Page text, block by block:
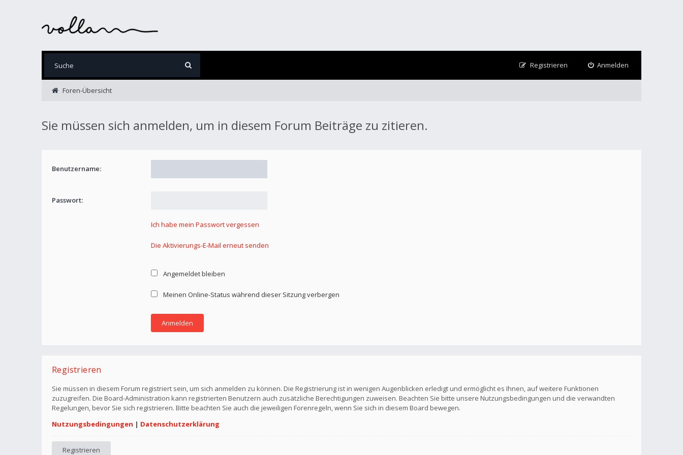
Anmelden
Registrieren
Foren-Übersicht
Sie müssen sich anmelden, um in diesem Forum Beiträge zu zitieren.
Benutzername:
Passwort:
Ich habe mein Passwort vergessen
Die Aktivierungs-E-Mail erneut senden
Angemeldet bleiben
Meinen Online-Status während dieser Sitzung verbergen
Registrieren
Sie müssen in diesem Forum registriert sein, um sich anmelden zu können. Die Registrierung ist in wenigen Augenblicken erledigt und ermöglicht es Ihnen, auf weitere Funktionen
zuzugreifen. Die Board-Administration kann registrierten Benutzern auch zusätzliche Berechtigungen zuweisen. Beachten Sie bitte unsere Nutzungsbedingungen und die verwandten
Regelungen, bevor Sie sich registrieren. Bitte beachten Sie auch die jeweiligen Forenregeln, wenn Sie sich in diesem Board bewegen.
Nutzungsbedingungen | Datenschutzerklärung
Registrieren